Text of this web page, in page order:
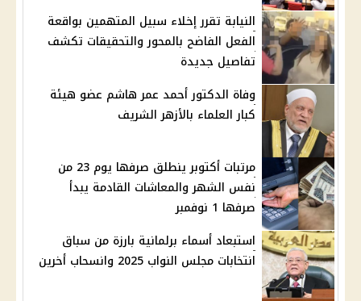
النيابة تقرر إخلاء سبيل المتهمين بواقعة
الفعل الفاضح بالمحور والتحقيقات تكشف
تفاصيل جديدة
وفاة الدكتور أحمد عمر هاشم عضو هيئة
كبار العلماء بالأزهر الشريف
مرتبات أكتوبر ينطلق صرفها يوم 23 من
نفس الشهر والمعاشات القادمة يبدأ
صرفها 1 نوفمبر
استبعاد أسماء برلمانية بارزة من سباق
انتخابات مجلس النواب 2025 وانسحاب أخرين